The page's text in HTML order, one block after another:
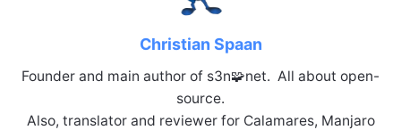
Christian Spaan
Founder and main author of s3n🧩net. All about open-
source.
Also, translator and reviewer for Calamares, Manjaro